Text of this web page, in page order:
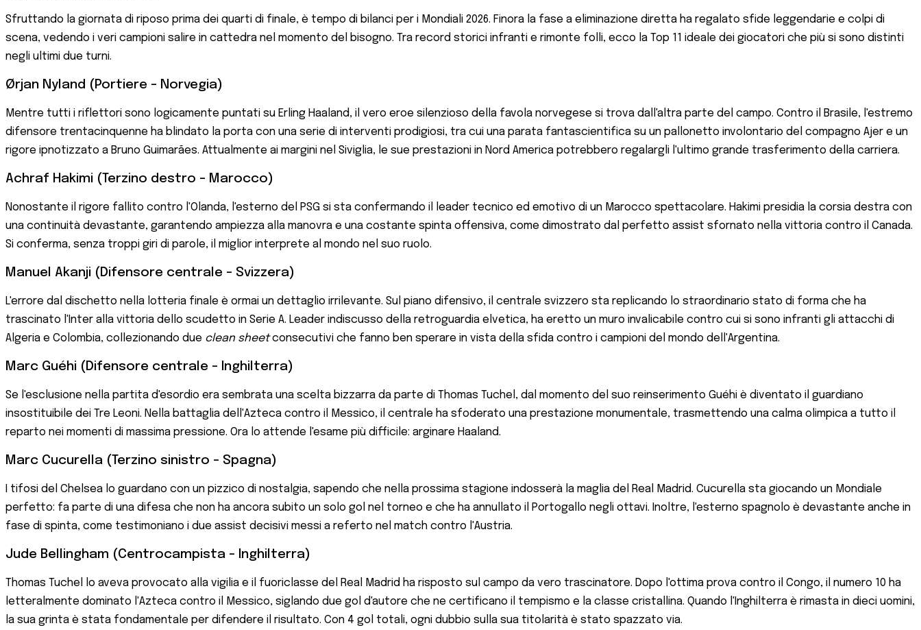
Sfruttando la giornata di riposo prima dei quarti di finale, è tempo di bilanci per i Mondiali 2026. Finora la fase a eliminazione diretta ha regalato sfide leggendarie e colpi di
scena, vedendo i veri campioni salire in cattedra nel momento del bisogno. Tra record storici infranti e rimonte folli, ecco la Top 11 ideale dei giocatori che più si sono distinti
negli ultimi due turni.
Ørjan Nyland (Portiere - Norvegia)
Mentre tutti i riflettori sono logicamente puntati su Erling Haaland, il vero eroe silenzioso della favola norvegese si trova dall'altra parte del campo. Contro il Brasile, l'estremo
difensore trentacinquenne ha blindato la porta con una serie di interventi prodigiosi, tra cui una parata fantascientifica su un pallonetto involontario del compagno Ajer e un
rigore ipnotizzato a Bruno Guimarães. Attualmente ai margini nel Siviglia, le sue prestazioni in Nord America potrebbero regalargli l'ultimo grande trasferimento della carriera.
Achraf Hakimi (Terzino destro - Marocco)
Nonostante il rigore fallito contro l'Olanda, l'esterno del PSG si sta confermando il leader tecnico ed emotivo di un Marocco spettacolare. Hakimi presidia la corsia destra con
una continuità devastante, garantendo ampiezza alla manovra e una costante spinta offensiva, come dimostrato dal perfetto assist sfornato nella vittoria contro il Canada.
Si conferma, senza troppi giri di parole, il miglior interprete al mondo nel suo ruolo.
Manuel Akanji (Difensore centrale - Svizzera)
L'errore dal dischetto nella lotteria finale è ormai un dettaglio irrilevante. Sul piano difensivo, il centrale svizzero sta replicando lo straordinario stato di forma che ha
trascinato l'Inter alla vittoria dello scudetto in Serie A. Leader indiscusso della retroguardia elvetica, ha eretto un muro invalicabile contro cui si sono infranti gli attacchi di
Algeria e Colombia, collezionando due clean sheetconsecutivi che fanno ben sperare in vista della sfida contro i campioni del mondo dell'Argentina.
Marc Guéhi (Difensore centrale - Inghilterra)
Se l'esclusione nella partita d'esordio era sembrata una scelta bizzarra da parte di Thomas Tuchel, dal momento del suo reinserimento Guéhi è diventato il guardiano
insostituibile dei Tre Leoni. Nella battaglia dell'Azteca contro il Messico, il centrale ha sfoderato una prestazione monumentale, trasmettendo una calma olimpica a tutto il
reparto nei momenti di massima pressione. Ora lo attende l'esame più difficile: arginare Haaland.
Marc Cucurella (Terzino sinistro - Spagna)
I tifosi del Chelsea lo guardano con un pizzico di nostalgia, sapendo che nella prossima stagione indosserà la maglia del Real Madrid. Cucurella sta giocando un Mondiale
perfetto: fa parte di una difesa che non ha ancora subito un solo gol nel torneo e che ha annullato il Portogallo negli ottavi. Inoltre, l'esterno spagnolo è devastante anche in
fase di spinta, come testimoniano i due assist decisivi messi a referto nel match contro l'Austria.
Jude Bellingham (Centrocampista - Inghilterra)
Thomas Tuchel lo aveva provocato alla vigilia e il fuoriclasse del Real Madrid ha risposto sul campo da vero trascinatore. Dopo l'ottima prova contro il Congo, il numero 10 ha
letteralmente dominato l'Azteca contro il Messico, siglando due gol d'autore che ne certificano il tempismo e la classe cristallina. Quando l'Inghilterra è rimasta in dieci uomini,
la sua grinta è stata fondamentale per difendere il risultato. Con 4 gol totali, ogni dubbio sulla sua titolarità è stato spazzato via.